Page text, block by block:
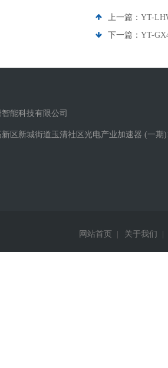
上一篇： YT-
下一篇： YT-
能科技有限公司
区新城街道玉清社区光电产业加速器 (一期
网站首页 关于我们